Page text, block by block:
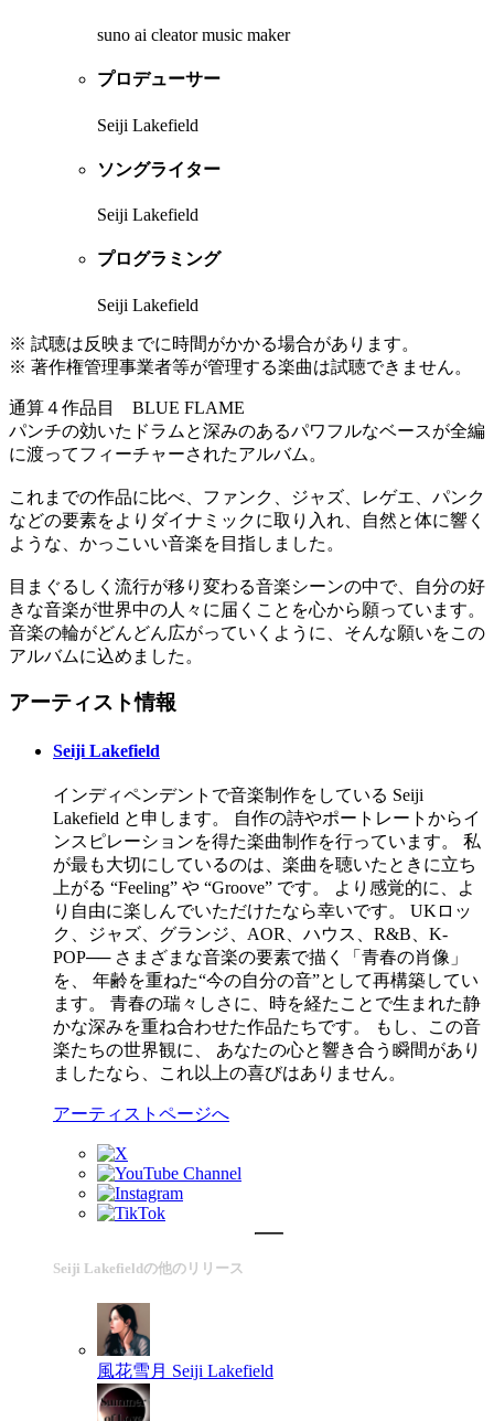
suno ai cleator music maker
プロデューサー
Seiji Lakefield
ソングライター
Seiji Lakefield
プログラミング
Seiji Lakefield
※ 試聴は反映までに時間がかかる場合があります。
※ 著作権管理事業者等が管理する楽曲は試聴できません。
通算４作品目 BLUE FLAME
パンチの効いたドラムと深みのあるパワフルなベースが全編
に渡ってフィーチャーされたアルバム。
これまでの作品に比べ、ファンク、ジャズ、レゲエ、パンク
などの要素をよりダイナミックに取り入れ、自然と体に響く
ような、かっこいい音楽を目指しました。
目まぐるしく流行が移り変わる音楽シーンの中で、自分の好
きな音楽が世界中の人々に届くことを心から願っています。
音楽の輪がどんどん広がっていくように、そんな願いをこの
アルバムに込めました。
アーティスト情報
Seiji Lakefield
インディペンデントで音楽制作をしている Seiji
Lakefield と申します。 自作の詩やポートレートからイ
ンスピレーションを得た楽曲制作を行っています。 私
が最も大切にしているのは、楽曲を聴いたときに立ち
上がる “Feeling” や “Groove” です。 より感覚的に、よ
り自由に楽しんでいただけたなら幸いです。 UKロッ
ク、ジャズ、グランジ、AOR、ハウス、R&B、K-
POP── さまざまな音楽の要素で描く「青春の肖像」
を、 年齢を重ねた“今の自分の音”として再構築してい
ます。 青春の瑞々しさに、時を経たことで生まれた静
かな深みを重ね合わせた作品たちです。 もし、この音
楽たちの世界観に、 あなたの心と響き合う瞬間があり
ましたなら、これ以上の喜びはありません。
アーティストページへ
Seiji Lakefieldの他のリリース
風花雪月 Seiji Lakefield